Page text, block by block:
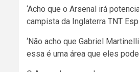
‘Acho que o Arsenal irá
campista da Inglaterra TNT
‘Não acho que Gabriel
essa é uma área que eles